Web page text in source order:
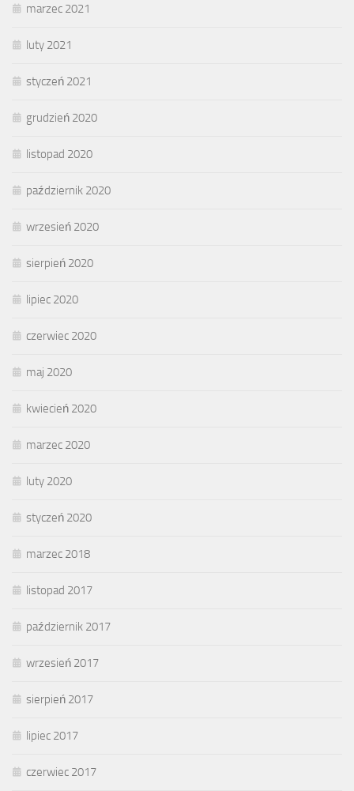
marzec 2021
luty 2021
styczeń 2021
grudzień 2020
listopad 2020
październik 2020
wrzesień 2020
sierpień 2020
lipiec 2020
czerwiec 2020
maj 2020
kwiecień 2020
marzec 2020
luty 2020
styczeń 2020
marzec 2018
listopad 2017
październik 2017
wrzesień 2017
sierpień 2017
lipiec 2017
czerwiec 2017